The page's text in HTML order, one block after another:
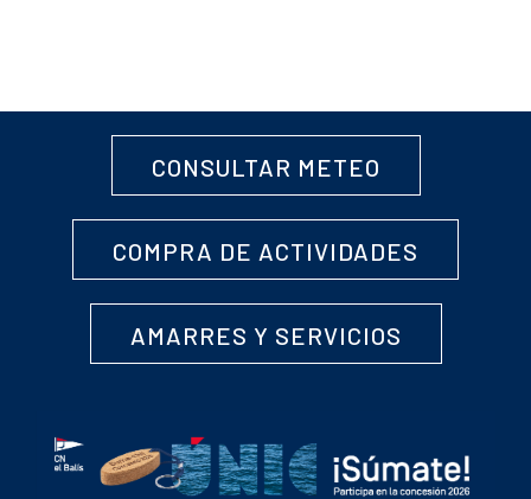
CONSULTAR METEO
COMPRA DE ACTIVIDADES
AMARRES Y SERVICIOS